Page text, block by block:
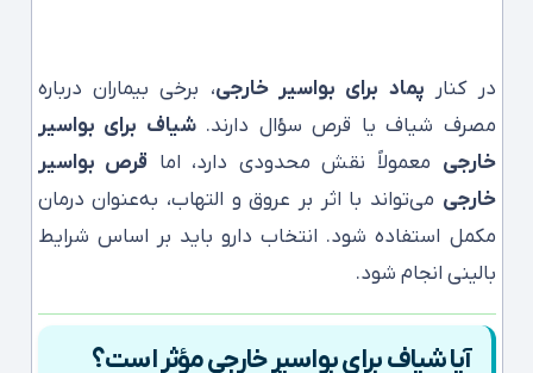
در کنار پماد برای بواسیر خارجی، برخی بیماران درباره
مصرف شیاف یا قرص سؤال دارند.شیاف برای بواسیر
خارجی معمولاً نقش محدودی دارد، اما قرص بواسیر
خارجی می‌تواند با اثر بر عروق و التهاب، به‌عنوان درمان
مکمل استفاده شود. انتخاب دارو باید بر اساس شرایط
بالینی انجام شود.
آیا شیاف برای بواسیر خارجی مؤثر است؟